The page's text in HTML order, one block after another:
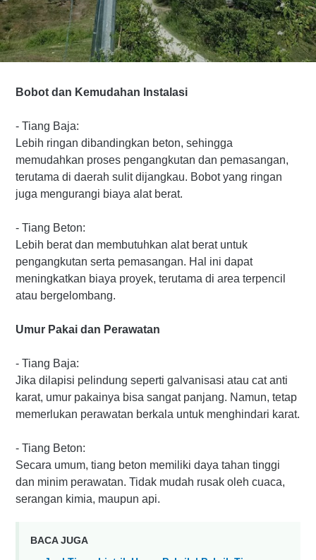
Bobot dan Kemudahan Instalasi
- Tiang Baja:
Lebih ringan dibandingkan beton, sehingga
memudahkan proses pengangkutan dan pemasangan,
terutama di daerah sulit dijangkau. Bobot yang ringan
juga mengurangi biaya alat berat.
- Tiang Beton:
Lebih berat dan membutuhkan alat berat untuk
pengangkutan serta pemasangan. Hal ini dapat
meningkatkan biaya proyek, terutama di area terpencil
atau bergelombang.
Umur Pakai dan Perawatan
- Tiang Baja:
Jika dilapisi pelindung seperti galvanisasi atau cat anti
karat, umur pakainya bisa sangat panjang. Namun, tetap
memerlukan perawatan berkala untuk menghindari karat.
- Tiang Beton:
Secara umum, tiang beton memiliki daya tahan tinggi
dan minim perawatan. Tidak mudah rusak oleh cuaca,
serangan kimia, maupun api.
BACA JUGA